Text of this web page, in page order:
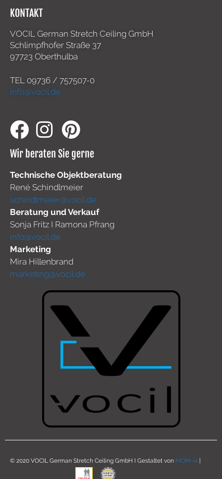
KONTAKT
VOCIL German Stretch Ceiling GmbH
Schlimpfhofer Straße 37
97723 Oberthulba
TEL 09736 / 757507-0
info@vocil.de
Wir beraten Sie gerne
Technische Objektberatung
René Schindlmeier
schindlmeier@vocil.de
Beratung und Verkauf
Sonja Fritz I Ramona Pfrang
info@vocil.de
Marketing
Mira Hillenbrand
marketing@vocil.de
© 2020 VOCIL German Stretch Ceiling GmbH I Gestaltet von MOM-ix